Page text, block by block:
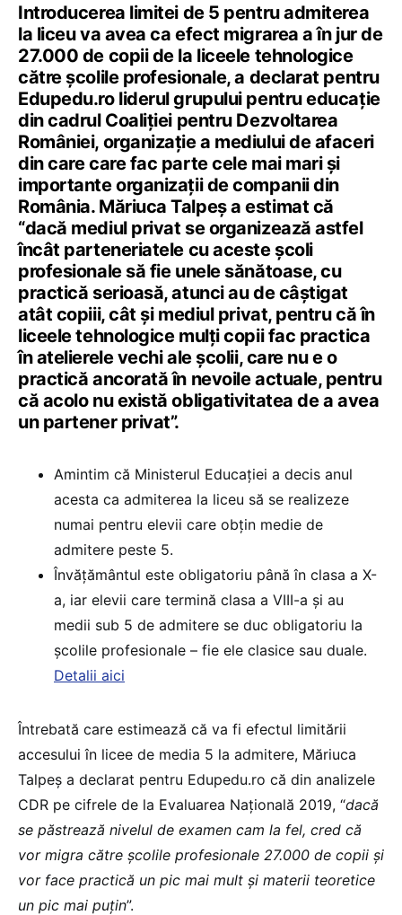
Introducerea limitei de 5 pentru admiterea
la liceu va avea ca efect migrarea a în jur de
27.000 de copii de la liceele tehnologice
către școlile profesionale, a declarat pentru
Edupedu.ro liderul grupului pentru educație
din cadrul Coaliției pentru Dezvoltarea
României, organizație a mediului de afaceri
din care care fac parte cele mai mari și
importante organizații de companii din
România. Măriuca Talpeș a estimat că
“dacă mediul privat se organizează astfel
încât parteneriatele cu aceste școli
profesionale să fie unele sănătoase, cu
practică serioasă, atunci au de câștigat
atât copiii, cât și mediul privat, pentru că în
liceele tehnologice mulți copii fac practica
în atelierele vechi ale școlii, care nu e o
practică ancorată în nevoile actuale, pentru
că acolo nu există obligativitatea de a avea
un partener privat”.
Amintim că Ministerul Educației a decis anul
acesta ca admiterea la liceu să se realizeze
numai pentru elevii care obțin medie de
admitere peste 5.
Învățământul este obligatoriu până în clasa a X-
a, iar elevii care termină clasa a VIII-a și au
medii sub 5 de admitere se duc obligatoriu la
școlile profesionale – fie ele clasice sau duale.
Detalii aici
Întrebată care estimează că va fi efectul limitării
accesului în licee de media 5 la admitere, Măriuca
Talpeș a declarat pentru Edupedu.ro că din analizele
CDR pe cifrele de la Evaluarea Națională 2019, “dacă
se păstrează nivelul de examen cam la fel, cred că
vor migra către școlile profesionale 27.000 de copii și
vor face practică un pic mai mult și materii teoretice
un pic mai puțin”.